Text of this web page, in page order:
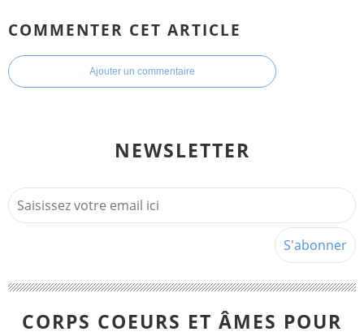
COMMENTER CET ARTICLE
Ajouter un commentaire
NEWSLETTER
CORPS COEURS ET ÂMES POUR